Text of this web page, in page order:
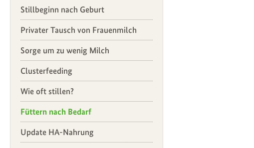
Stillbeginn nach Geburt
Privater Tausch von Frauenmilch
Sorge um zu wenig Milch
Clusterfeeding
Wie oft stillen?
Füttern nach Bedarf
Update HA-Nahrung